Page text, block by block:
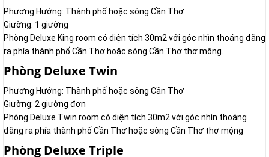
Phương Hướng: Thành phố hoặc sông Cần Thơ
Giường: 1 giường
Phòng Deluxe King room có diện tích 30m2 với góc nhìn thoáng đãng
ra phía thành phố Cần Thơ hoặc sông Cần Thơ thơ mộng.
Phòng Deluxe Twin
Phương Hướng: Thành phố hoặc sông Cần Thơ
Giường: 2 giường đơn
Phòng Deluxe Twin room có diện tích 30m2 với góc nhìn thoáng
đãng ra phía thành phố Cần Thơ hoặc sông Cần Thơ thơ mộng
Phòng Deluxe Triple